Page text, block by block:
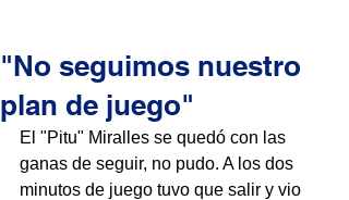
"No seguimos nuestro
plan de juego"
El "Pitu" Miralles se quedó con las
ganas de seguir, no pudo. A los dos
minutos de juego tuvo que salir y vio